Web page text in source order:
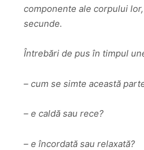
componente ale corpului
secunde.
Întrebări de pus în timpul
– cum se simte această
– e caldă sau rece?
– e încordată sau relaxată?